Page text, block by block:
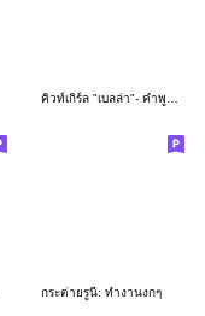
กระต่ายรูนี่: ทำงานงกๆ